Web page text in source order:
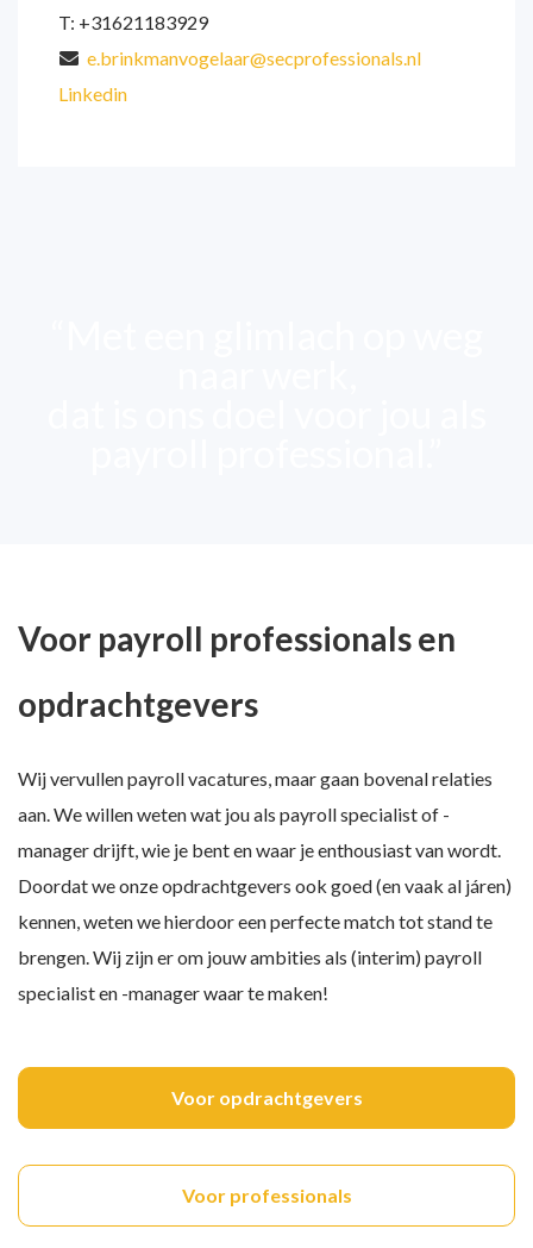
T: +31621183929
e.brinkmanvogelaar@secprofessionals.nl
Linkedin
Voor payroll professionals en
opdrachtgevers
Wij vervullen payroll vacatures, maar gaan bovenal relaties
aan. We willen weten wat jou als payroll specialist of -
manager drijft, wie je bent en waar je enthousiast van wordt.
Doordat we onze opdrachtgevers ook goed (en vaak al járen)
kennen, weten we hierdoor een perfecte match tot stand te
brengen. Wij zijn er om jouw ambities als (interim) payroll
specialist en -manager waar te maken!
Voor opdrachtgevers
Voor professionals